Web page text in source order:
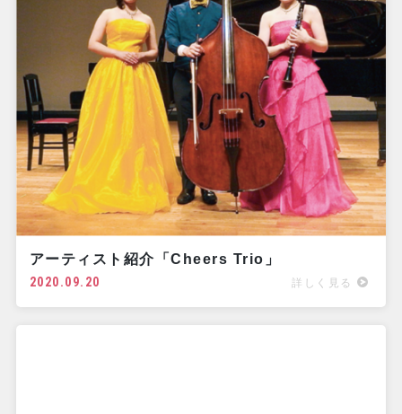
アーティスト紹介「Cheers Trio」
2020.09.20 詳しく見る